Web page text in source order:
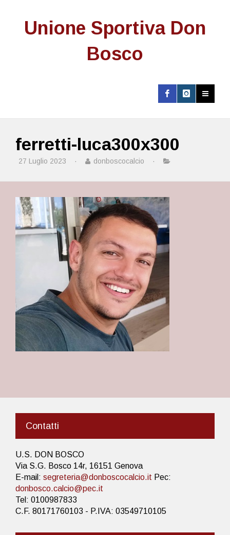
Unione Sportiva Don
Bosco
ferretti-luca300x300
27 Luglio 2023 · donboscocalcio ·
Contatti
U.S. DON BOSCO
Via S.G. Bosco 14r, 16151 Genova
E-mail: segreteria@donboscocalcio.it Pec:
donbosco.calcio@pec.it
Tel: 0100987833
C.F. 80171760103 - P.IVA: 03549710105